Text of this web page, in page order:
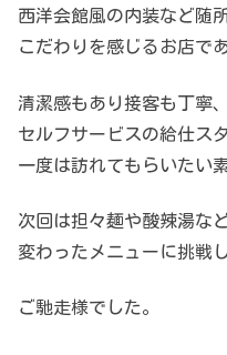
西洋会館風の内装など随
こだわりを感じるお店で
清潔感もあり接客も丁寧、
セルフサービスの給仕ス
一度は訪れてもらいたい
次回は担々麺や酸辣湯な
変わったメニューに挑戦
ご馳走様でした。